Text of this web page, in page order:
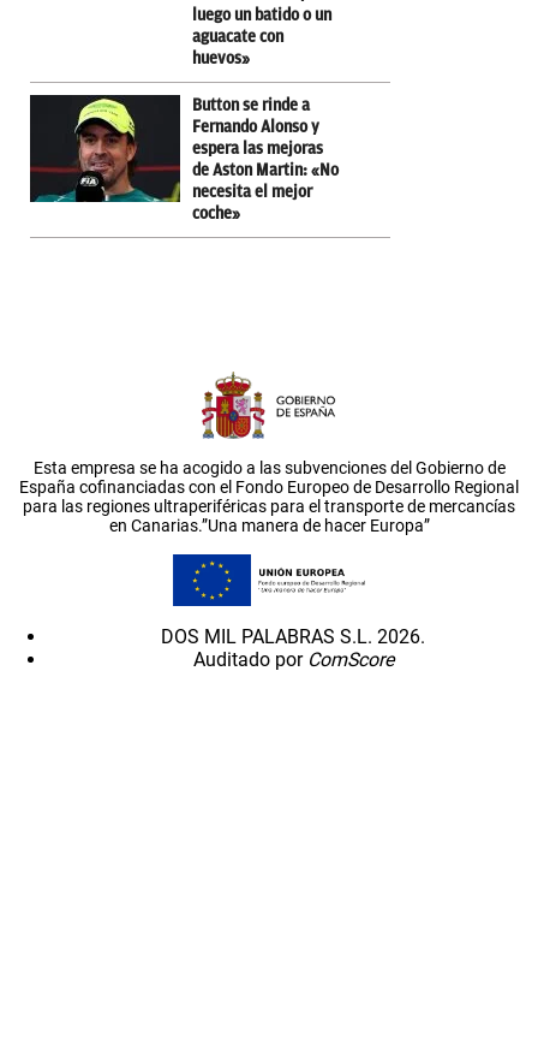
luego un batido o un
aguacate con
huevos»
Button se rinde a
Fernando Alonso y
espera las mejoras
de Aston Martin: «No
necesita el mejor
coche»
Esta empresa se ha acogido a las subvenciones del Gobierno de
España cofinanciadas con el Fondo Europeo de Desarrollo Regional
para las regiones ultraperiféricas para el transporte de mercancías
en Canarias.”Una manera de hacer Europa”
DOS MIL PALABRAS S.L. 2026.
Auditado por ComScore